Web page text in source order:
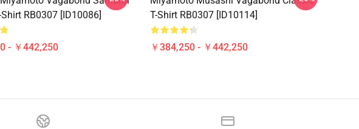
RB0307 [ID10086]
- ￥442,250
T-Shirt RB0307 [ID10114]
￥384,250 - ￥442,250